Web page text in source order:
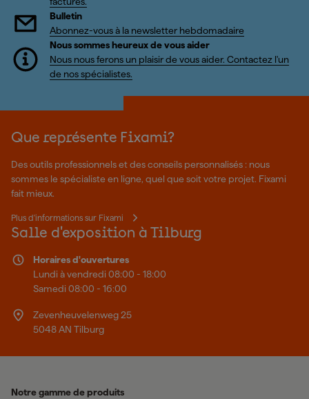
Bulletin
Abonnez-vous à la newsletter hebdomadaire
Nous sommes heureux de vous aider
Nous nous ferons un plaisir de vous aider. Contactez l'un
de nos spécialistes.
Que représente Fixami?
Des outils professionnels et des conseils personnalisés : nous
sommes le spécialiste en ligne, quel que soit votre projet. Fixami
fait mieux.
Plus d'informations sur Fixami
Salle d'exposition à Tilburg
Horaires d'ouvertures
Lundi à vendredi 08:00 - 18:00
Samedi 08:00 - 16:00
Zevenheuvelenweg 25
5048 AN Tilburg
Notre gamme de produits